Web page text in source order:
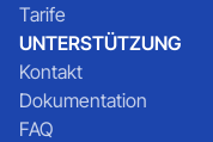
Tarife
UNTERSTÜTZUNG
Kontakt
Dokumentation
FAQ